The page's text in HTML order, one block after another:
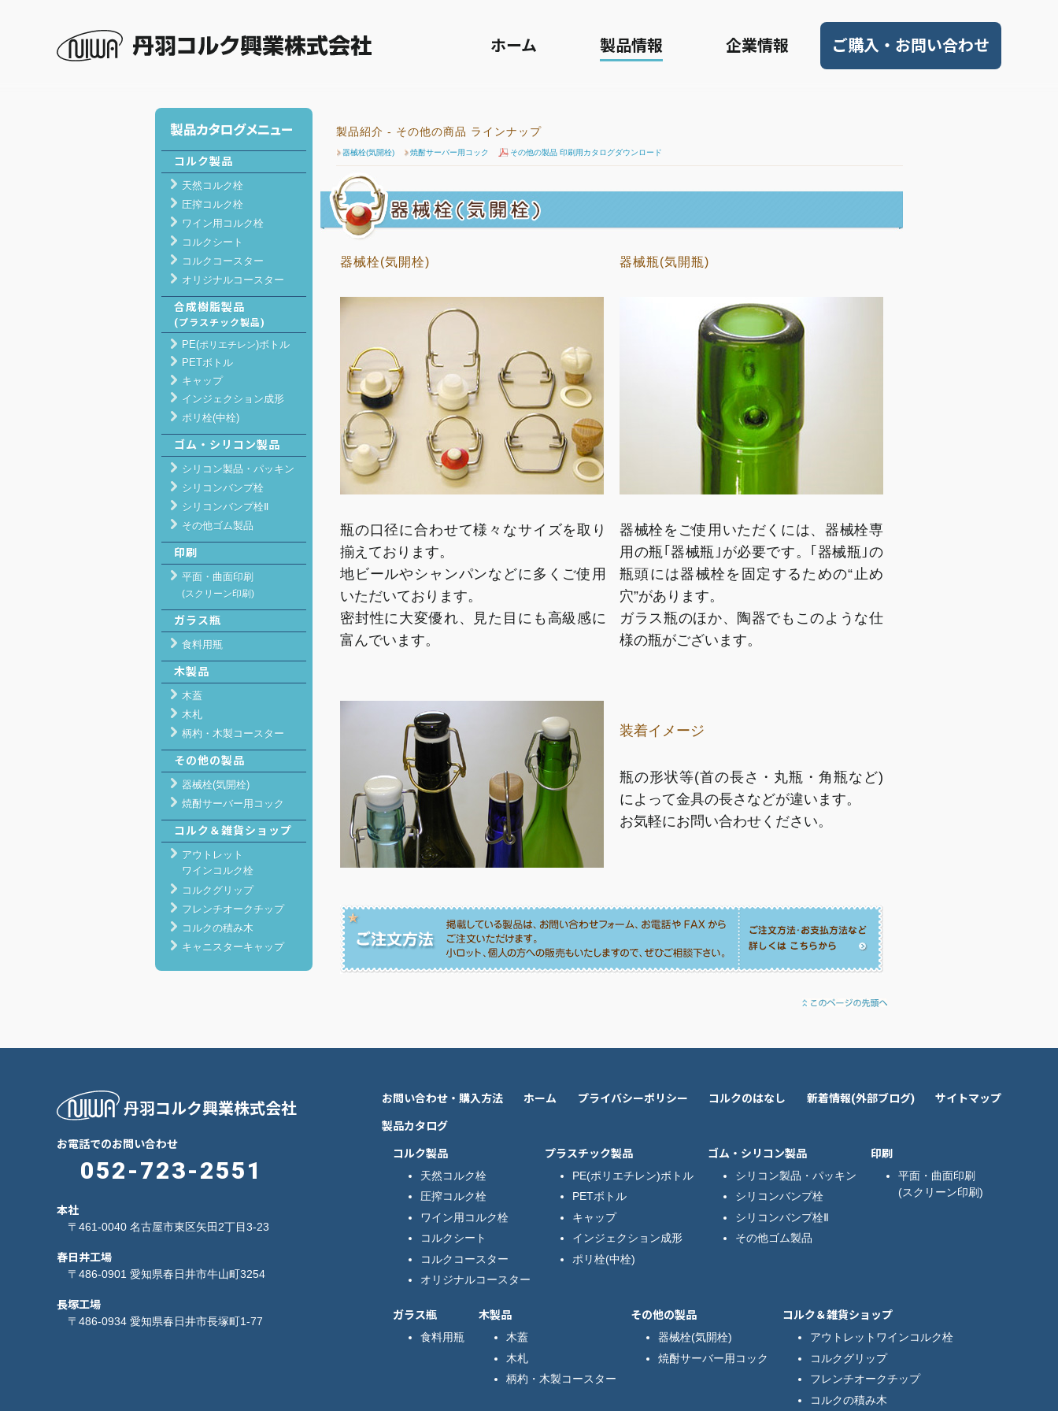
ホーム 製品情報 企業情報 ご購入・お問い合わせ
製品紹介 - その他の商品 ラインナップ
器械栓(気開栓) 焼酎サーバー用コック その他の製品 印刷用カタログダウンロード
器械栓(気開栓)
瓶の口径に合わせて様々なサイズを取り
揃えております。
地ビールやシャンパンなどに多くご使用
いただいております。
密封性に大変優れ、見た目にも高級感に
富んでいます。
器械瓶(気開瓶)
器械栓をご使用いただくには、器械栓専
用の瓶｢器械瓶｣が必要です。｢器械瓶｣の
瓶頭には器械栓を固定するための“止め
穴”があります。
ガラス瓶のほか、陶器でもこのような仕
様の瓶がございます。
装着イメージ
瓶の形状等(首の長さ・丸瓶・角瓶など)
によって金具の長さなどが違います。
お気軽にお問い合わせください。
コルク製品
天然コルク栓
圧搾コルク栓
ワイン用コルク栓
コルクシート
コルクコースター
オリジナルコースター
合成樹脂製品
(プラスチック製品)
PE(ポリエチレン)ボトル
PETボトル
キャップ
インジェクション成形
ポリ栓(中栓)
ゴム・シリコン製品
シリコン製品・パッキン
シリコンバンプ栓
シリコンバンプ栓Ⅱ
その他ゴム製品
印刷
平面・曲面印刷
(スクリーン印刷)
ガラス瓶
食料用瓶
木製品
木蓋
木札
柄杓・木製コースター
その他の製品
器械栓(気開栓)
焼酎サーバー用コック
コルク＆雑貨ショップ
アウトレット
ワインコルク栓
コルクグリップ
フレンチオークチップ
コルクの積み木
キャニスターキャップ
丹羽コルク興業株式会社
お電話でのお問い合わせ
052-723-2551
本社
〒461-0040 名古屋市東区矢田2丁目3-23
春日井工場
〒486-0901 愛知県春日井市牛山町3254
長塚工場
〒486-0934 愛知県春日井市長塚町1-77
お問い合わせ・購入方法 ホーム プライバシーポリシー コルクのはなし 新着情報(外部ブログ) サイトマップ
製品カタログ
コルク製品
天然コルク栓
圧搾コルク栓
ワイン用コルク栓
コルクシート
コルクコースター
オリジナルコースター
プラスチック製品
PE(ポリエチレン)ボトル
PETボトル
キャップ
インジェクション成形
ポリ栓(中栓)
ゴム・シリコン製品
シリコン製品・パッキン
シリコンバンプ栓
シリコンバンプ栓Ⅱ
その他ゴム製品
印刷
平面・曲面印刷
(スクリーン印刷)
ガラス瓶
食料用瓶
木製品
木蓋
木札
柄杓・木製コースター
その他の製品
器械栓(気開栓)
焼酎サーバー用コック
コルク＆雑貨ショップ
アウトレットワインコルク栓
コルクグリップ
フレンチオークチップ
コルクの積み木